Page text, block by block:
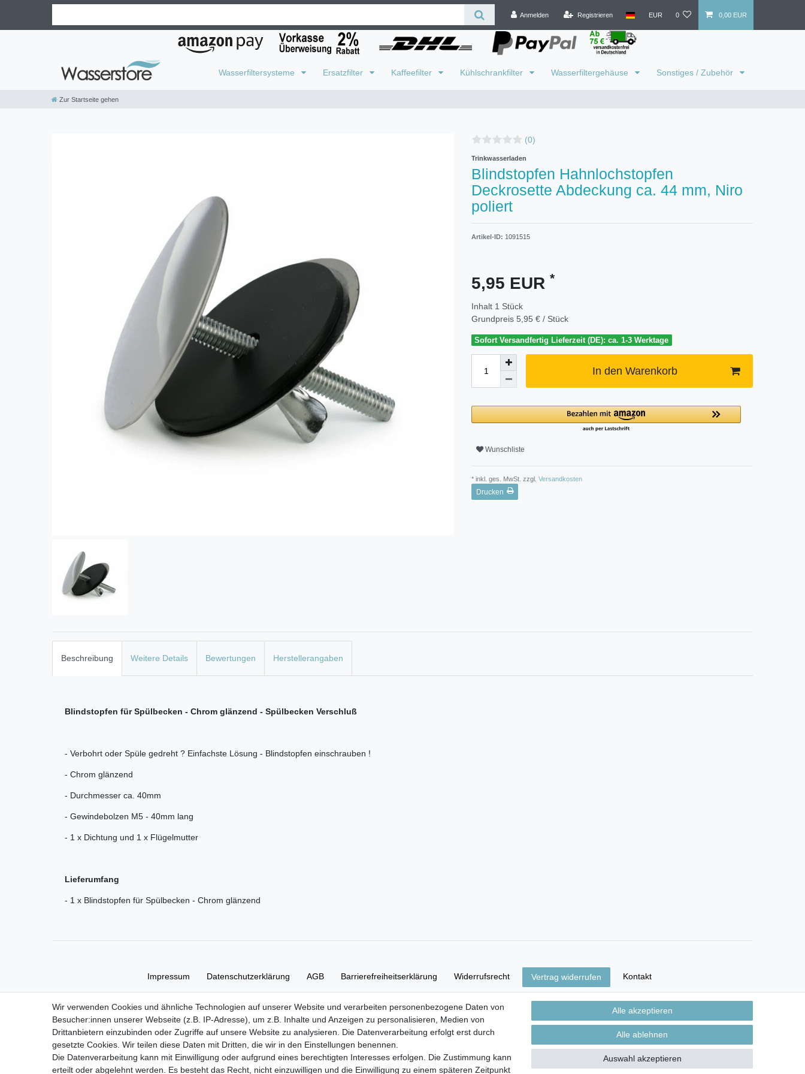
Anmelden Registrieren EUR 0 0,00 EUR
Wasserfiltersysteme Ersatzfilter Kaffeefilter Kühlschrankfilter Wasserfiltergehäuse Sonstiges / Zubehör
Zur Startseite gehen
(0)
Trinkwasserladen
Blindstopfen Hahnlochstopfen
Deckrosette Abdeckung ca. 44 mm, Niro
poliert
Artikel-ID: 1091515
5,95 EUR *
Inhalt 1 Stück
Grundpreis 5,95 € / Stück
Sofort Versandfertig Lieferzeit (DE): ca. 1-3 Werktage
In den Warenkorb
Wunschliste
* inkl. ges. MwSt. zzgl. Versandkosten
Drucken
Beschreibung Weitere Details Bewertungen Herstellerangaben
Blindstopfen für Spülbecken - Chrom glänzend - Spülbecken Verschluß
- Verbohrt oder Spüle gedreht ? Einfachste Lösung - Blindstopfen einschrauben !
- Chrom glänzend
- Durchmesser ca. 40mm
- Gewindebolzen M5 - 40mm lang
- 1 x Dichtung und 1 x Flügelmutter
Lieferumfang
- 1 x Blindstopfen für Spülbecken - Chrom glänzend
Impressum Daten­schutz­erklärung AGB Barrierefreiheitserklärung Widerrufs­recht Vertrag widerrufen Kontakt
Versand- & Zahlungsbedingungen
© Copyright 2026 | Alle Rechte vorbehalten.
Wir verwenden Cookies und ähnliche Technologien auf unserer Website und verarbeiten personenbezogene Daten von
Besucher:innen unserer Webseite (z.B. IP-Adresse), um z.B. Inhalte und Anzeigen zu personalisieren, Medien von
Drittanbietern einzubinden oder Zugriffe auf unsere Website zu analysieren. Die Datenverarbeitung erfolgt erst durch
gesetzte Cookies. Wir teilen diese Daten mit Dritten, die wir in den Einstellungen benennen.
Die Datenverarbeitung kann mit Einwilligung oder aufgrund eines berechtigten Interesses erfolgen. Die Zustimmung kann
erteilt oder abgelehnt werden. Es besteht das Recht, nicht einzuwilligen und die Einwilligung zu einem späteren Zeitpunkt
Alle akzeptieren
Alle ablehnen
Auswahl akzeptieren